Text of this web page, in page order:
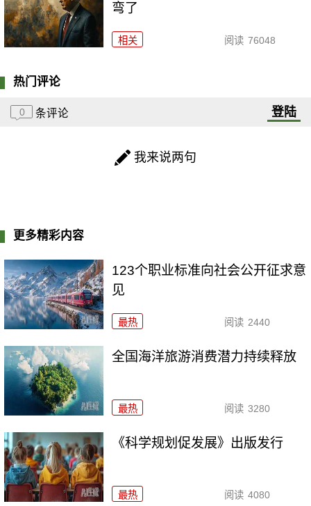
弯了
相关 阅读 76048
热门评论
0 条评论 登陆
我来说两句
更多精彩内容
123个职业标准向社会公开征求意
见
最热 阅读 2440
全国海洋旅游消费潜力持续释放
最热 阅读 3280
《科学规划促发展》出版发行
最热 阅读 4080